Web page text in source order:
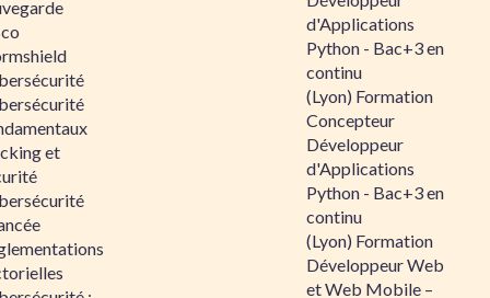
et
d'Applications
Python - Bac+3 en
continu
(Lyon) Formation
Concepteur
Développeur
d'Applications
Python - Bac+3 en
continu
(Lyon) Formation
Développeur Web
et Web Mobile –